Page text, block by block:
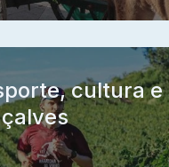
cultura e